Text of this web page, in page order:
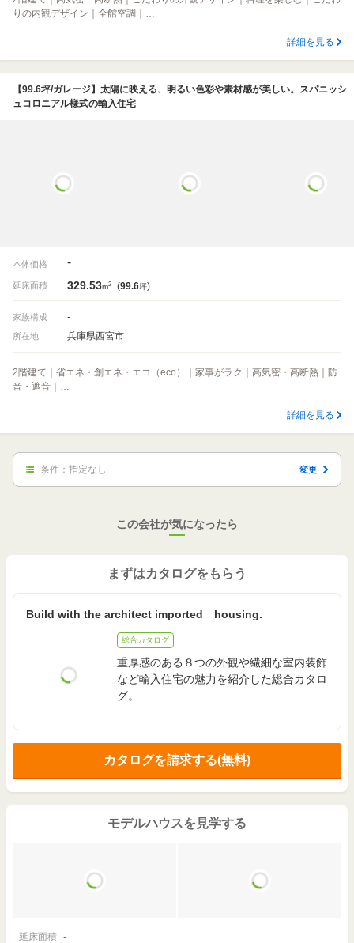
りの内観デザイン｜全館空調｜…
詳細を見る
【99.6坪/ガレージ】太陽に映える、明るい色彩や素材感が美しい。スパニッシ
ュコロニアル様式の輸入住宅
本体価格 -
延床面積 329.53m2 (99.6坪)
家族構成 -
所在地 兵庫県西宮市
2階建て｜省エネ・創エネ・エコ（eco）｜家事がラク｜高気密・高断熱｜防
音・遮音｜…
詳細を見る
条件： 指定なし 変更
この会社が気になったら
まずはカタログをもらう
Build with the architect imported housing.
総合カタログ
重厚感のある８つの外観や繊細な室内装飾
など輸入住宅の魅力を紹介した総合カタロ
グ。
カタログを請求する(無料)
モデルハウスを見学する
延床面積 -